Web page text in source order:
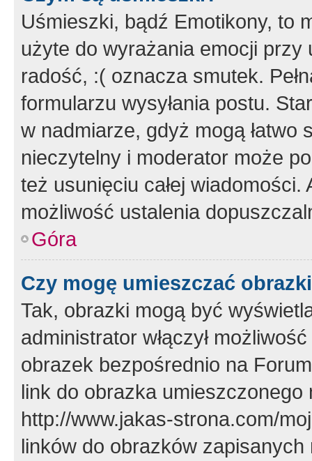
Uśmieszki, bądź Emotikony, to
użyte do wyrażania emocji
radość, :( oznacza smutek.
formularzu wysyłania postu.
w nadmiarze, gdyż mogą
nieczytelny i moderator może
też usunięciu całej
możliwość ustalenia
Góra
Czy mogę umieszczać
Tak, obrazki mogą być
administrator włączył
obrazek bezpośrednio na
link do obrazka
http://www.jakas-strona.com/
linków do obrazków